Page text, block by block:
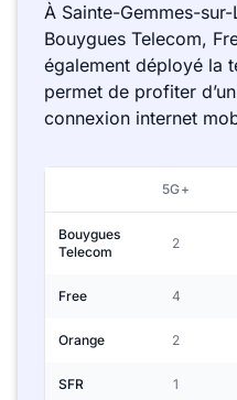
À Sainte-Gemmes-
Bouygues Telecom,
également déployé la
permet de profiter
connexion internet
5G+
Bouygues
Telecom
2
Free 4
Orange 2
SFR 1